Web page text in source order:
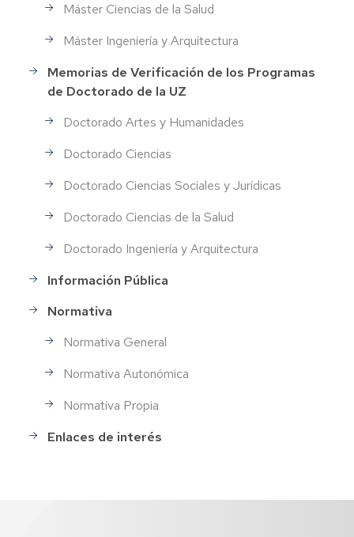
Máster Ciencias de la Salud
Máster Ingeniería y Arquitectura
Memorias de Verificación de los Programas
de Doctorado de la UZ
Doctorado Artes y Humanidades
Doctorado Ciencias
Doctorado Ciencias Sociales y Jurídicas
Doctorado Ciencias de la Salud
Doctorado Ingeniería y Arquitectura
Información Pública
Normativa
Normativa General
Normativa Autonómica
Normativa Propia
Enlaces de interés